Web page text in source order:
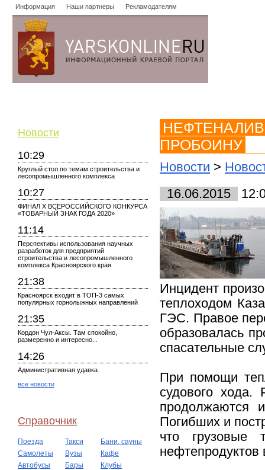
Информация Наши партнеры Рекламодателям
Новости
10:29
Круглый стол по темам строительства и
лесопромышленного комплекса
10:27
ФИНАЛ X ВСЕРОССИЙСКОГО КОНКУРСА
«ТОВАРНЫЙ ЗНАК ГОДА 2020»
11:14
Перспективы использования научных
разработок для предприятий
строительства и лесопромышленного
комплекса Красноярского края
21:38
Красноярск входит в ТОП-3 самых
популярных горнолыжных направлений
21:35
Кордон Чул-Аксы. Там спокойно,
размеренно и интересно...
14:26
Административная удавка
все новости
Справочник
Поезда Такси
Бани, сауны
Самолеты
Вузы
Кафе
Автобусы
Бары Клубы
ПРОБОИНУ
Новости >
16.06.2015
Инцидент
теплоходом
ГЭС. Правое
образовалась
спасательные
При помощи
судового хода.
продолжаются
Погибших и
что
нефтепродуктов